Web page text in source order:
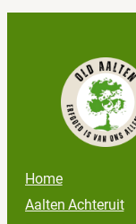
Home
Aalten Achteruit